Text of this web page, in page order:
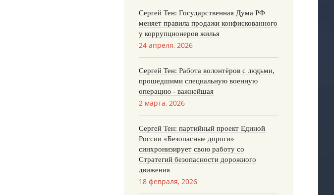
Сергей Тен: Государственная Дума РФ
меняет правила продажи конфискованного
у коррупционеров жилья
24 апреля, 2026
Сергей Тен: Работа волонтёров с людьми,
прошедшими специальную военную
операцию - важнейшая
2 марта, 2026
Сергей Тен: партийный проект Единой
России «Безопасные дороги»
синхронизирует свою работу со
Стратегий безопасности дорожного
движения
18 февраля, 2026